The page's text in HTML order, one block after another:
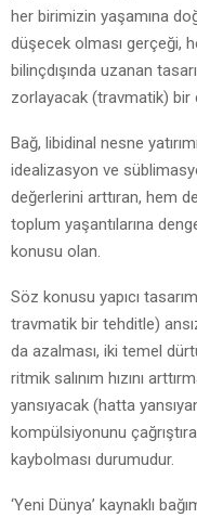
her birimizin yaşamına
düşecek olması gerçeği,
bilinçdışında uzanan
zorlayacak (travmatik) bir
Bağ, libidinal nesne
idealizasyon ve
değerlerini arttıran, hem
toplum yaşantılarına
konusu olan.
Söz konusu yapıcı
travmatik bir tehditle)
da azalması, iki temel
ritmik salınım hızını
yansıyacak (hatta
kompülsiyonunu
kaybolması durumudur.
‘Yeni Dünya’ kaynaklı